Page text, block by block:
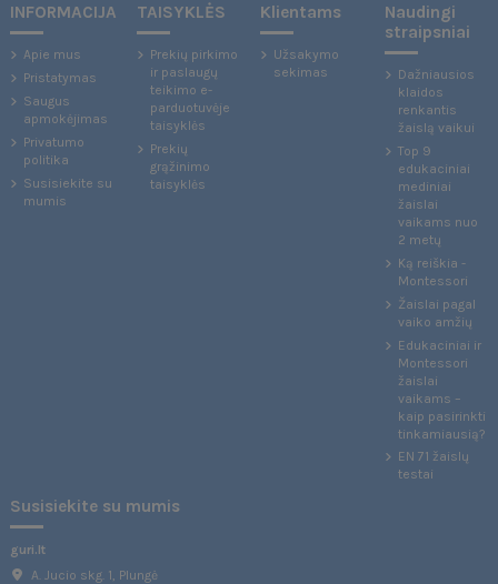
INFORMACIJA
Apie mus
Pristatymas
Saugus
apmokėjimas
Privatumo
politika
Susisiekite su
mumis
TAISYKLĖS
Prekių pirkimo
ir paslaugų
teikimo e-
parduotuvėje
taisyklės
Prekių
grąžinimo
taisyklės
Klientams
Užsakymo
sekimas
Naudingi
straipsniai
Dažniausios
klaidos
renkantis
žaislą vaikui
Top 9
edukaciniai
mediniai
žaislai
vaikams nuo
2 metų
Ką reiškia -
Montessori
Žaislai pagal
vaiko amžių
Edukaciniai ir
Montessori
žaislai
vaikams –
kaip pasirinkti
tinkamiausią?
EN 71 žaislų
testai
Susisiekite su mumis
guri.lt
A. Jucio skg. 1, Plungė